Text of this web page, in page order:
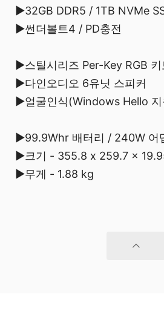
▶32GB DDR5 / 1TB NVMe
▶썬더볼트4 / PD충전
▶스틸시리즈 Per-Key RGB 키
▶다인오디오 6유닛 스피커
▶얼굴인식(Windows Hello 지
▶99.9Whr 배터리 / 240W 어
▶크기 - 355.8 x 259.7 x
▶무게 - 1.88 kg